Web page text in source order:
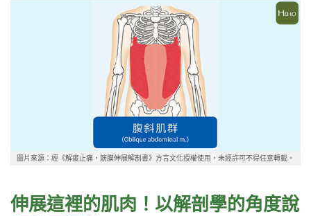
圖片來源：經《解痠止痛，筋膜伸展解剖書》方言文化授權使用，未經許可不得任意轉載。
伸展這裡的肌肉！ 以解剖學的角度說